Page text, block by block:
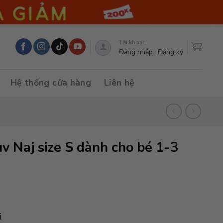
Tài khoản
Đăng nhập Đăng ký
Hệ thống cửa hàng Liên hệ
Naj size S dành cho bé 1-3